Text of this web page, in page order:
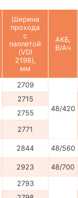
Ширина
прохода
с
паллетой
(VDI
2198),
мм
АКБ,
В/Ач
2709
48/420
2715
2755
2771
2844 48/560
2923 48/700
2793